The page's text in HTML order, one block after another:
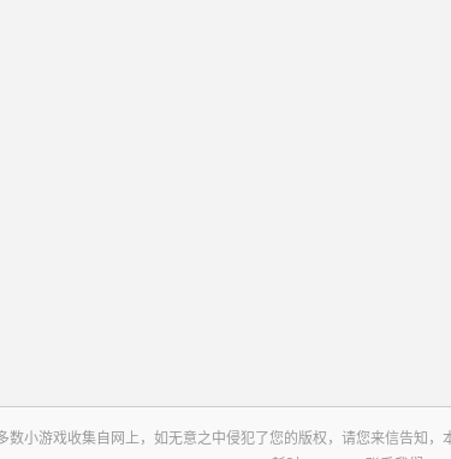
数小游戏收集自网上，如无意之中侵犯了您的版权，请您来信告知，